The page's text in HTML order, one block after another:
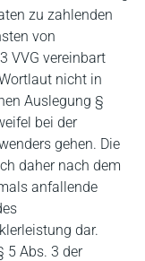
zu zahlenden
von
VVG vereinbart
nicht in
Auslegung §
bei der
gehen. Die
daher nach dem
anfallende
dar.
5 Abs. 3 der